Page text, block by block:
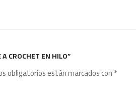
CROCHET EN HILO”
obligatorios están marcados con*